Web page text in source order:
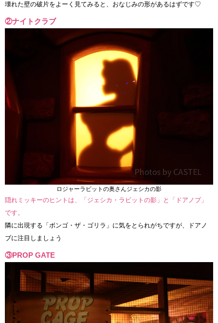
壊れた壁の破片をよーく見てみると、おなじみの形があるはずです♡
②ナイトクラブ
ロジャーラビットの奥さんジェシカの影
隠れミッキーのヒントは、「ジェシカ・ラビットの影」と「ドアノブ」
です。
隣に出現する「ボンゴ・ザ・ゴリラ」に気をとられがちですが、ドアノ
ブに注目しましょう
③PROP GATE